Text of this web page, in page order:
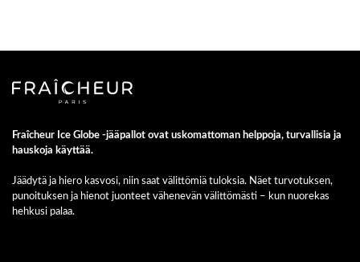
Fraîcheur Ice Globe -jääpallot ovat uskomattoman helppoja, turvallisia ja
hauskoja käyttää.
Jäädytä ja hiero kasvosi, niin saat välittömiä tuloksia. Näet turvotuksen,
punoituksen ja hienot juonteet vähenevän välittömästi – kun nuorekas
hehkusi palaa.